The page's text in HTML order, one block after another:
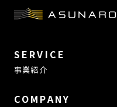
SERVICE
事業紹介
COMPANY